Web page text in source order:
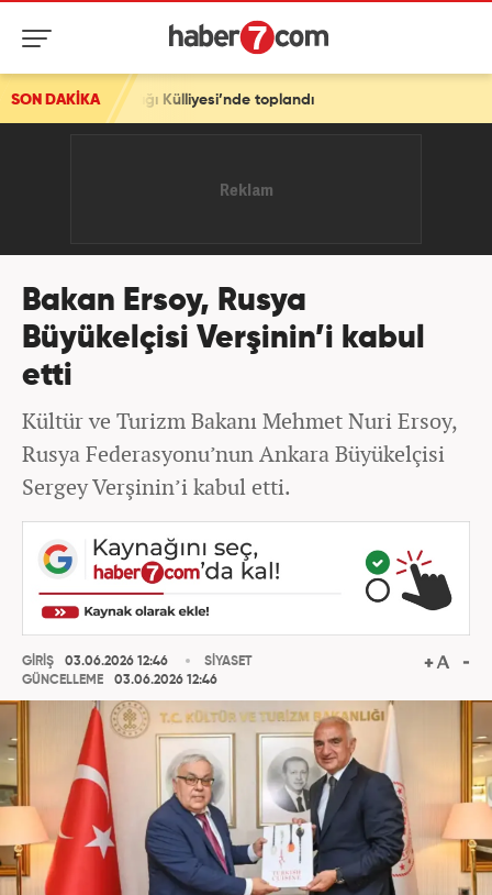
SON DAKİKAKülliyesi’nde toplandı
Bakan Ersoy, Rusya
Büyükelçisi Verşinin’i kabul
etti
Kültür ve Turizm Bakanı Mehmet Nuri Ersoy,
Rusya Federasyonu’nun Ankara Büyükelçisi
Sergey Verşinin’i kabul etti.
GİRİŞ
03.06.2026 12:46
GÜNCELLEME
03.06.2026 12:46
SİYASET